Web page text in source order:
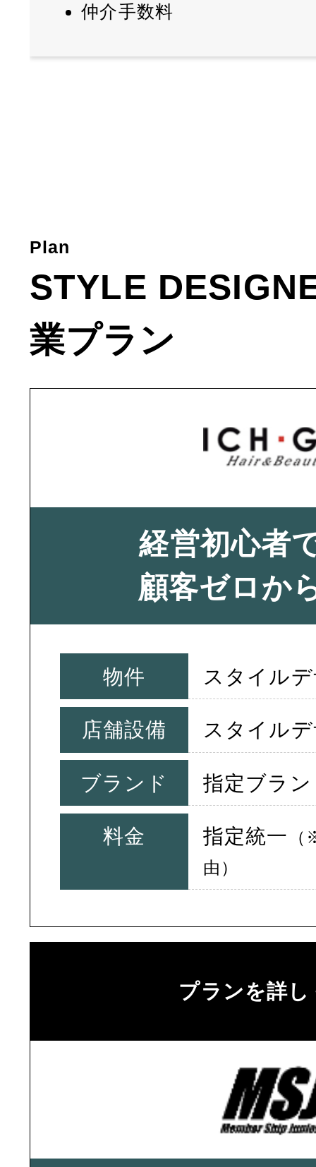
仲介手数料
Plan
STYLE
業プラン
経営初心者
顧客ゼロか
物件 スタイル
店舗設備 スタイル
ブランド 指定ブラ
料金 指定統一
由）
プランを詳し